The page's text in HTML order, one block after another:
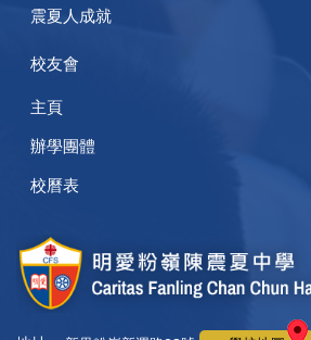
震夏人成就
校友會
主頁
辦學團體
校曆表